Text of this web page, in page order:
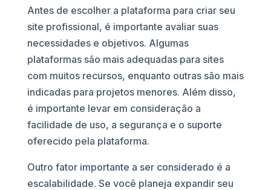
Antes de escolher a plataforma para criar seu
site profissional, é importante avaliar suas
necessidades e objetivos. Algumas
plataformas são mais adequadas para sites
com muitos recursos, enquanto outras são mais
indicadas para projetos menores. Além disso,
é importante levar em consideração a
facilidade de uso, a segurança e o suporte
oferecido pela plataforma.
Outro fator importante a ser considerado é a
escalabilidade. Se você planeja expandir seu